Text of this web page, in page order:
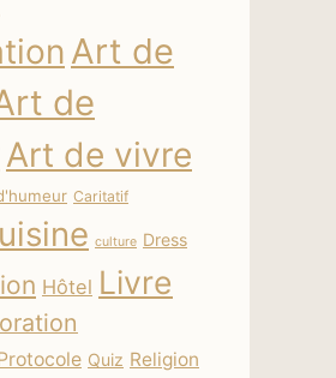
Art de
de
Art de vivre
Caritatif
culture Dress
Hôtel Livre
Quiz Religion